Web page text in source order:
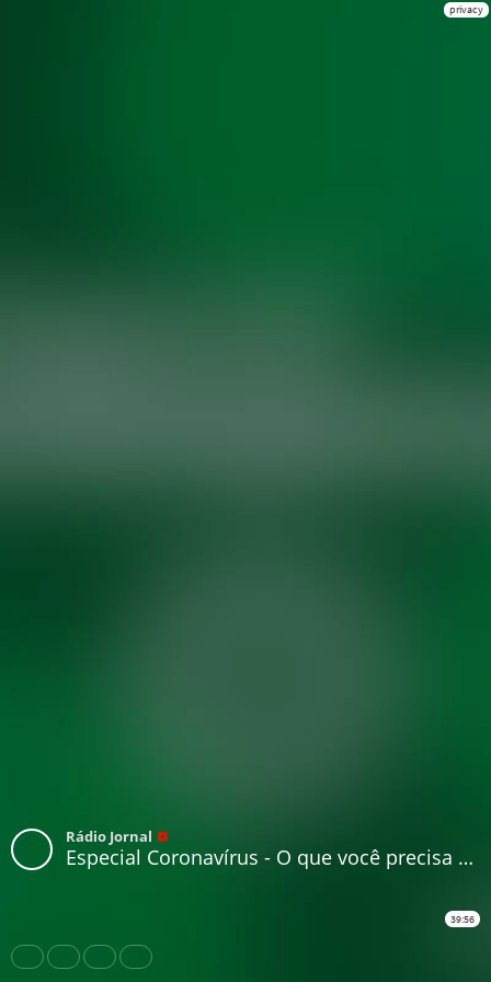
privacy
Rádio Jornal
Especial Coronavírus - O que você precisa saber sobre o coronavoucher
39:56
Share Like